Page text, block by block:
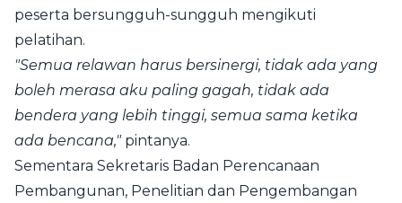
peserta bersungguh-sungguh mengikuti
pelatihan.
"Semua relawan harus bersinergi, tidak ada yang
boleh merasa aku paling gagah, tidak ada
bendera yang lebih tinggi, semua sama ketika
ada bencana,"pintanya.
Sementara Sekretaris Badan Perencanaan
Pembangunan, Penelitian dan Pengembangan